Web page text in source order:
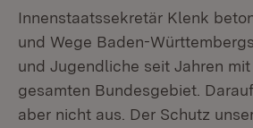
Innenstaatssekretär Klenk
und Wege Baden-
und Jugendliche seit Jahren
gesamten Bundesgebiet.
aber nicht aus. Der Schutz